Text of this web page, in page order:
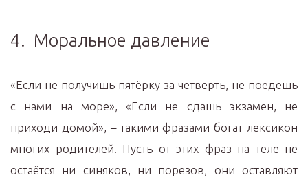
4. Моральное давление
«Если не получишь пятёрку за четверть, не поедешь
с нами на море», «Если не сдашь экзамен, не
приходи домой», – такими фразами богат лексикон
многих родителей. Пусть от этих фраз на теле не
остаётся ни синяков, ни порезов, они оставляют